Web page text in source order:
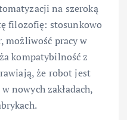
na szeroką
filozofię: stosunkowo
możliwość pracy w
kompatybilność z
że robot jest
nowych zakładach,